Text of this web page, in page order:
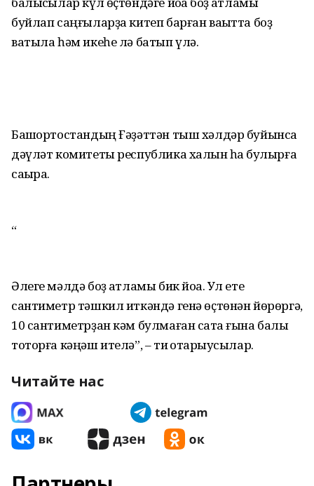
буйлап саңғыларҙа китеп барған ваҡытта боҙ
ватыла һәм икеһе лә батып үлә.
Башҡортостандың Ғәҙәттән тыш хәлдәр буйынса
дәүләт комитеты республика халҡын һаҡ булырға
саҡыра.
“
Әлеге мәлдә боҙ ҡатламы бик йоҡа. Ул ете
сантиметр тәшкил иткәндә генә өҫтөнән йөрөргә,
10 сантиметрҙан кәм булмаған саҡта ғына балыҡ
тоторға кәңәш ителә”, – ти ҡотҡарыусылар.
Читайте нас